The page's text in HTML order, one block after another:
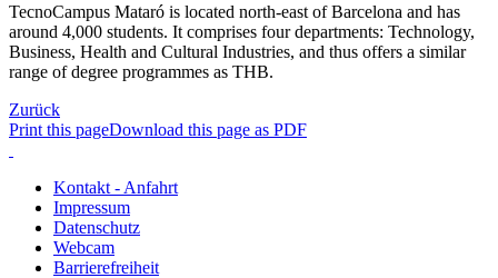
TecnoCampus Mataró is located north-east of Barcelona and has
around 4,000 students. It comprises four departments: Technology,
Business, Health and Cultural Industries, and thus offers a similar
range of degree programmes as THB.
Zurück
Print this pageDownload this page as PDF
Kontakt - Anfahrt
Impressum
Datenschutz
Webcam
Barrierefreiheit